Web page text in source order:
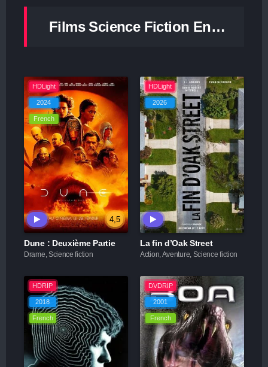
FilmsScience Fiction En Streaming Complet 100% En Français - Page 7
HDLight
2024
French
4,5
Dune : Deuxième Partie
Drame, Science fiction
HDLight
2026
La fin d’Oak Street
Action, Aventure, Science fiction
HDRIP
2018
French
DVDRIP
2001
French